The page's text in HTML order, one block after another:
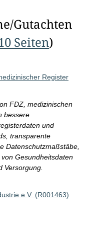
Gutachten
Seiten)
Register
FDZ, medizinischen
bessere
und
transparente
Datenschutzmaßstäbe,
Gesundheitsdaten
Versorgung.
e.V. (R001463)